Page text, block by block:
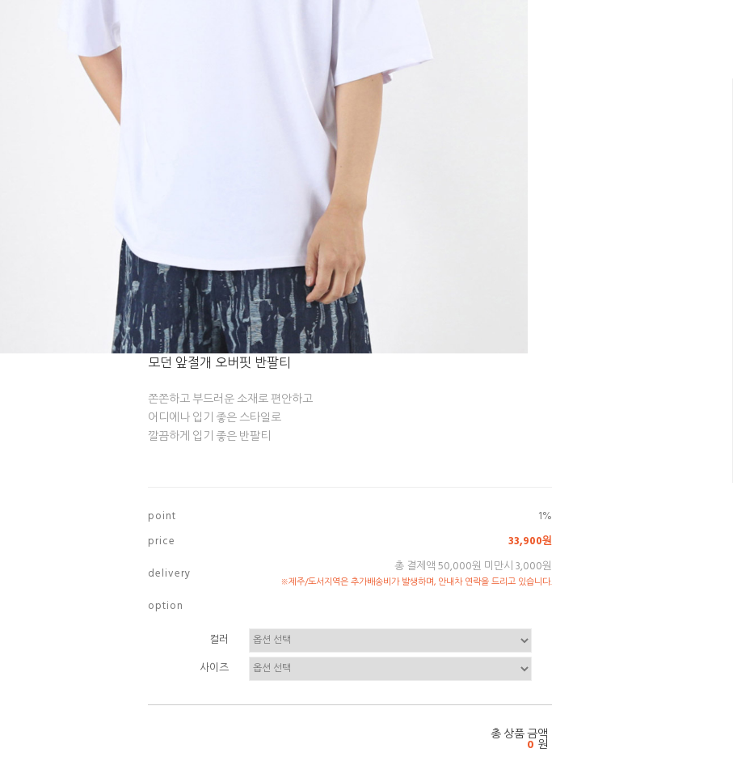
모던 앞절개 오버핏 반팔티
쫀쫀하고 부드러운 소재로 편안하고
어디에나 입기 좋은 스타일로
깔끔하게 입기 좋은 반팔티
p o i n t
1%
p r i c e
33,900원
d e l i v e r y
총 결제액 50,000원 미만시 3,000원
※제주/도서지역은 추가배송비가 발생하며, 안내차 연락을 드리고 있습니다.
o p t i o n
컬러
사이즈
총 상품 금액
0 원